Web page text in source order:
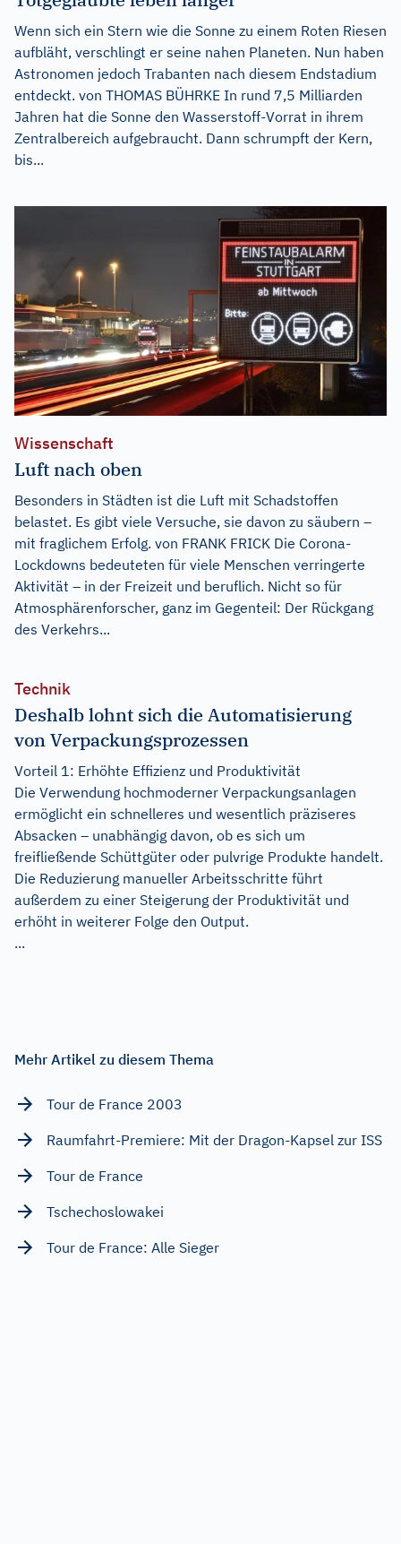
Wenn sich ein Stern wie die Sonne zu einem Roten Riesen
aufbläht, verschlingt er seine nahen Planeten. Nun haben
Astronomen jedoch Trabanten nach diesem Endstadium
entdeckt. von THOMAS BÜHRKE In rund 7,5 Milliarden
Jahren hat die Sonne den Wasserstoff-Vorrat in ihrem
Zentralbereich aufgebraucht. Dann schrumpft der Kern,
bis...
Wissenschaft
Luft nach oben
Besonders in Städten ist die Luft mit Schadstoffen
belastet. Es gibt viele Versuche, sie davon zu säubern –
mit fraglichem Erfolg. von FRANK FRICK Die Corona-
Lockdowns bedeuteten für viele Menschen verringerte
Aktivität – in der Freizeit und beruflich. Nicht so für
Atmosphärenforscher, ganz im Gegenteil: Der Rückgang
des Verkehrs...
Technik
Deshalb lohnt sich die Automatisierung
von Verpackungsprozessen
Vorteil 1: Erhöhte Effizienz und Produktivität
Die Verwendung hochmoderner Verpackungsanlagen
ermöglicht ein schnelleres und wesentlich präziseres
Absacken – unabhängig davon, ob es sich um
freifließende Schüttgüter oder pulvrige Produkte handelt.
Die Reduzierung manueller Arbeitsschritte führt
außerdem zu einer Steigerung der Produktivität und
erhöht in weiterer Folge den Output.
...
Mehr Artikel zu diesem Thema
Tour de France 2003
Raumfahrt-Premiere: Mit der Dragon-Kapsel zur ISS
Tour de France
Tschechoslowakei
Tour de France: Alle Sieger